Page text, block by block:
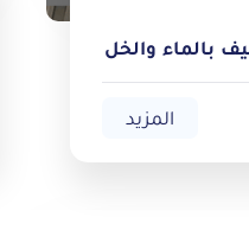
المزيد